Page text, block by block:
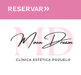
RESERVAR